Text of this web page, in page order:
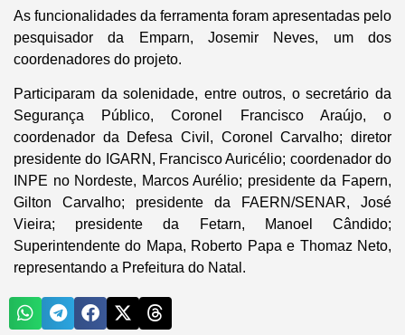
As funcionalidades da ferramenta foram apresentadas pelo
pesquisador da Emparn, Josemir Neves, um dos
coordenadores do projeto.
Participaram da solenidade, entre outros, o secretário da
Segurança Público, Coronel Francisco Araújo, o
coordenador da Defesa Civil, Coronel Carvalho; diretor
presidente do IGARN, Francisco Auricélio; coordenador do
INPE no Nordeste, Marcos Aurélio; presidente da Fapern,
Gilton Carvalho; presidente da FAERN/SENAR, José
Vieira; presidente da Fetarn, Manoel Cândido;
Superintendente do Mapa, Roberto Papa e Thomaz Neto,
representando a Prefeitura do Natal.